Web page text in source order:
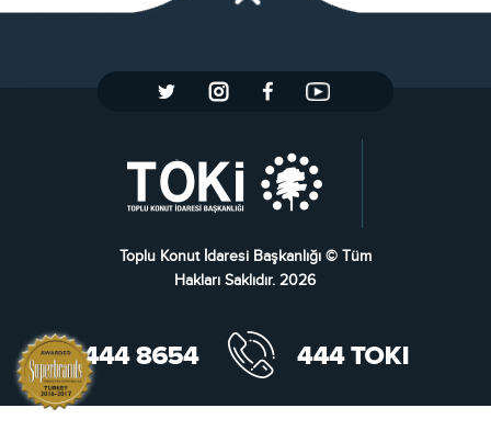
Toplu Konut İdaresi Başkanlığı © Tüm
Hakları Saklıdır. 2026